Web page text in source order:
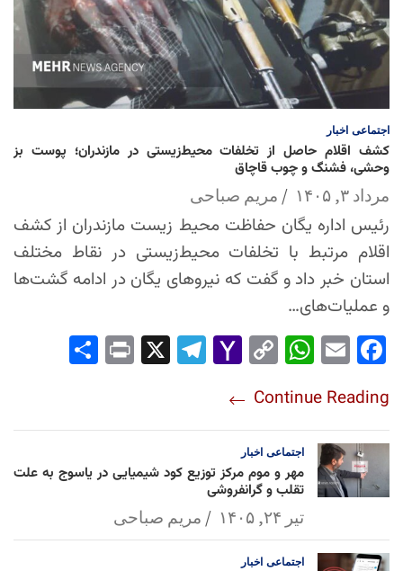
اجتماعی اخبار
کشف اقلام حاصل از تخلفات محیط‌زیستی در مازندران؛ پوست بز
وحشی، فشنگ و چوب قاچاق
مرداد ۳, ۱۴۰۵ مریم صباحی
رئیس اداره یگان حفاظت محیط زیست مازندران از کشف
اقلام مرتبط با تخلفات محیط‌زیستی در نقاط مختلف
استان خبر داد و گفت که نیروهای یگان در ادامه گشت‌ها
و عملیات‌های…
Fac
ok
Em
Wh
Ap
p
Co
Lin
k
Yah
l
Tel
Pri
Continue Reading
اجتماعی اخبار
مهر و موم مرکز توزیع کود شیمیایی در یاسوج به علت
تقلب و گرانفروشی
تیر ۲۴, ۱۴۰۵ مریم صباحی
اجتماعی اخبار